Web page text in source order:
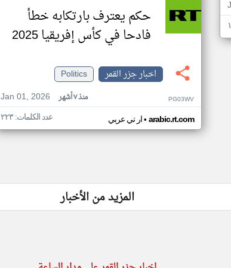
حكم يعترف بارتكابه خطأ
فادحا في كأس إفريقيا 2025
اخبار جزر القمر
Politics
Jan 01, 2026
منذ ٧ أشهر PG03WV
ار تي عربي• arabic.rt.com عدد الكلمات: ٢٢٣
المزيد من الأخبار